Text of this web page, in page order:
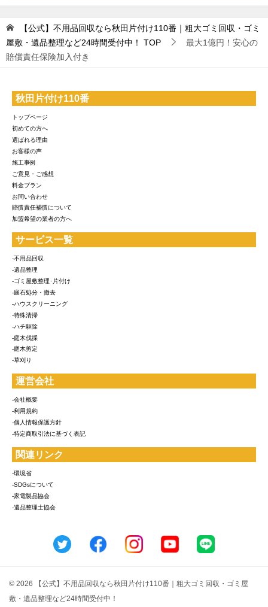
【公式】不用品回収なら秋田片付け110番｜粗大ゴミ回収・ゴミ
屋敷・遺品整理など24時間受付中！
TOP
最大1億円！安心の
賠償責任保険加入付き
秋田片付け110番
トップページ
初めての方へ
選ばれる理由
お客様の声
施工事例
ご意見・ご感想
料金プラン
お問い合わせ
賠償責任補償について
加盟希望の業者の方へ
サービス一覧
-不用品回収
-遺品整理
-ゴミ屋敷整理･片付け
-庭石処分・撤去
-ハウスクリーニング
-特殊清掃
-ハチ駆除
-庭木伐採
-庭木剪定
-草刈り
運営会社
-会社概要
-利用規約
-個人情報保護方針
-特定商取引法に基づく表記
関連リンク
-環境省
-SDGsについて
-家電製品協会
-遺品整理士協会
© 2026 【公式】不用品回収なら秋田片付け110番｜粗大ゴミ回収・ゴミ屋
敷・遺品整理など24時間受付中！